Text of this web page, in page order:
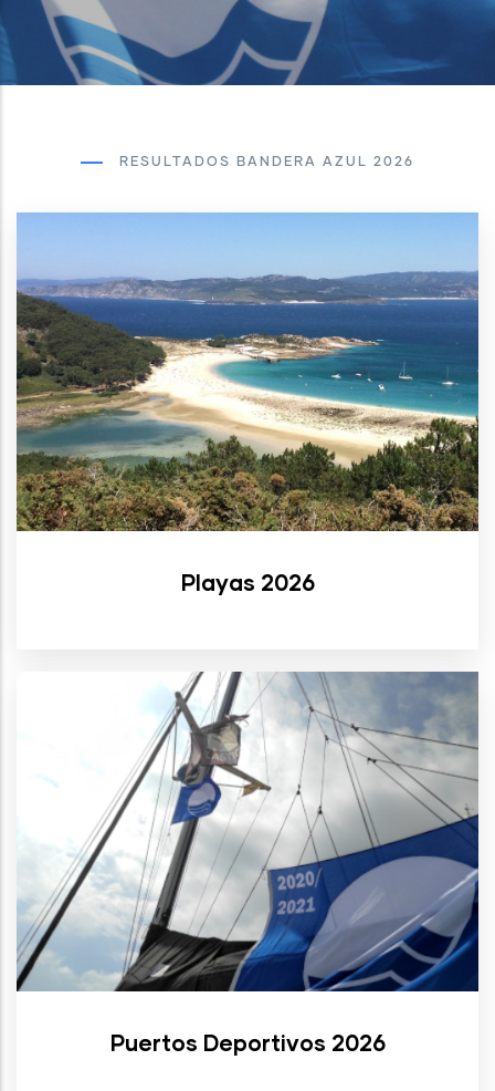
RESULTADOS BANDERA AZUL 2026
Playas 2026
Puertos Deportivos 2026